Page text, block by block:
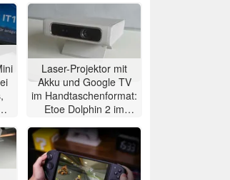
Laser-Projektor mit
Akku und Google TV
im Handtaschenformat:
Etoe Dolphin 2 im